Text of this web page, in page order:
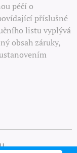
péčí o
příslušné
listu vyplývá
obsah záruky,